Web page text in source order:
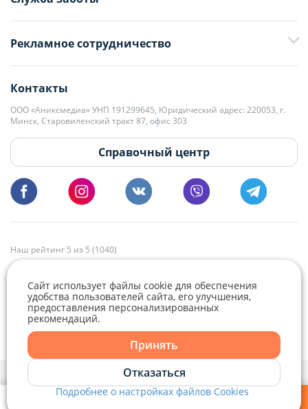
Telegram
+375 29 376-13-70
+375 33 376-13-70
editor@domovita.by
Мы принимаем звонки и отвечаем на письма в будние дни с 9:00 до
18:00.
Рекламное сотрудничество
+375 29 563-15-61 Кристина Филюта
kb@domovita.by
+375 29 179-11-28 Владислав Гладченко
vg@domovita.by
Пишите и звоните нам в будние дни с 8:00 до 20:00.
Контакты
ООО «Аниксмедиа» УНП 191299645, Юридический адрес: 220053, г.
Минск, Старовиленский тракт 87, офис 303
Справочный центр
Наш рейтинг 5 из 5 (1040)
Политика конфиденциальности,
Политика обработки файлов cookieиВыбор настроек Cookie
Сайт использует файлы cookie для обеспечения
удобства пользователей сайта, его улучшения,
предоставления персонализированных
рекомендаций.
Принять
Отказаться
Подробнее о настройках файлов Cookies